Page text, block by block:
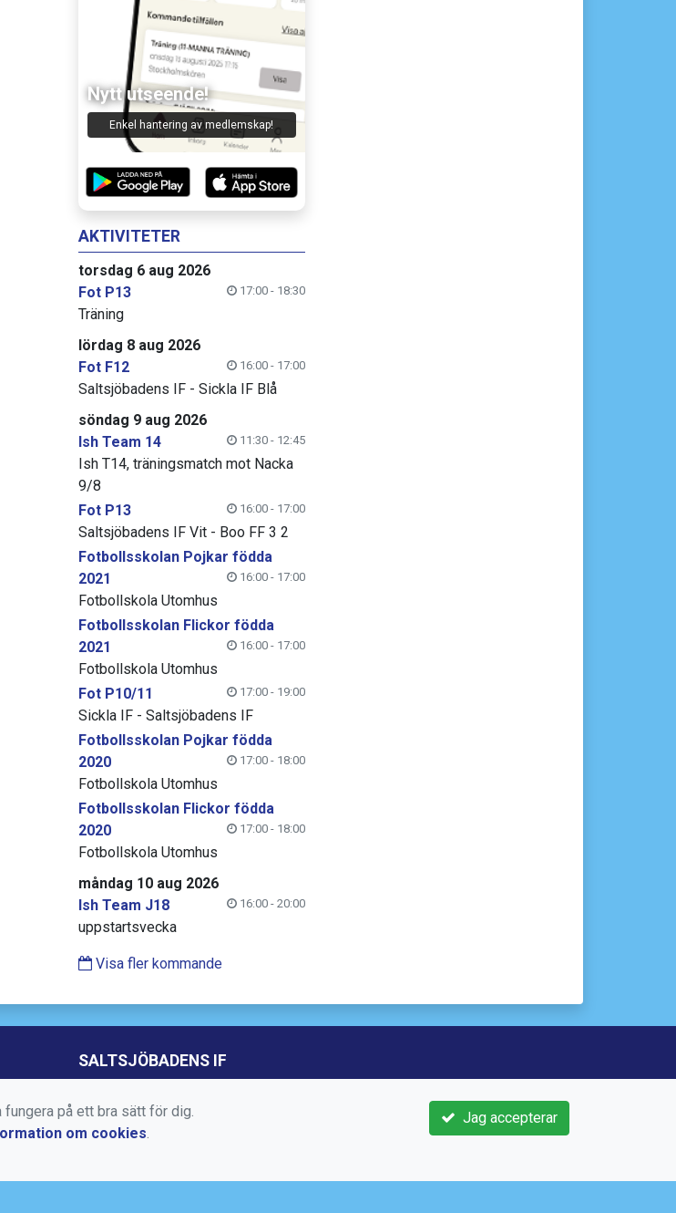
Nytt utseende!
Enkel hantering av medlemskap!
AKTIVITETER
torsdag 6 aug 2026
Fot P13
17:00 - 18:30
Träning
lördag 8 aug 2026
Fot F12
16:00 - 17:00
Saltsjöbadens IF - Sickla IF Blå
söndag 9 aug 2026
Ish Team 14
11:30 - 12:45
Ish T14, träningsmatch mot Nacka
9/8
Fot P13
16:00 - 17:00
Saltsjöbadens IF Vit - Boo FF 3 2
Fotbollsskolan Pojkar födda
2021
16:00 - 17:00
Fotbollskola Utomhus
Fotbollsskolan Flickor födda
2021
16:00 - 17:00
Fotbollskola Utomhus
Fot P10/11
17:00 - 19:00
Sickla IF - Saltsjöbadens IF
Fotbollsskolan Pojkar födda
2020
17:00 - 18:00
Fotbollskola Utomhus
Fotbollsskolan Flickor födda
2020
17:00 - 18:00
Fotbollskola Utomhus
måndag 10 aug 2026
Ish Team J18
16:00 - 20:00
uppstartsvecka
Visa fler kommande
SALTSJÖBADENS IF
Saltsjöbaden
kansli@saltsjobadensif.se
Jag accepterar
på ett bra sätt för dig.
om cookies.